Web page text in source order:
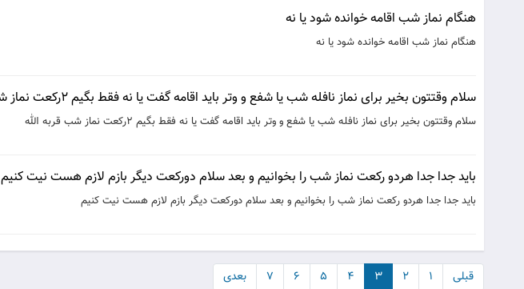
هنگام نماز شب اقامه خوانده شود یا نه
هنگام نماز شب اقامه خوانده شود یا نه
سلام وقتتون بخیر برای نماز نافله شب یا شفع و وتر باید اقامه گفت یا نه فقط بگیم ۲رکعت نماز شب قربه الله
سلام وقتتون بخیر برای نماز نافله شب یا شفع و وتر باید اقامه گفت یا نه فقط بگیم ۲رکعت نماز شب قربه الله
باید جدا جدا هردو رکعت نماز شب را بخوانیم و بعد سلام دورکعت دیگر بازم لازم هست نیت کنیم
باید جدا جدا هردو رکعت نماز شب را بخوانیم و بعد سلام دورکعت دیگر بازم لازم هست نیت کنیم
قبلی ۱ ۲ ۳ ۴ ۵ ۶ ۷ بعدی